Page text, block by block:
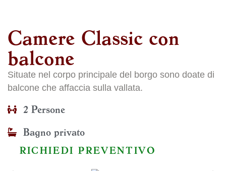
Camere Classic con
balcone
Situate nel corpo principale del borgo sono doate di
balcone che affaccia sulla vallata.
2 Persone
Bagno privato
RICHIEDI PREVENTIVO